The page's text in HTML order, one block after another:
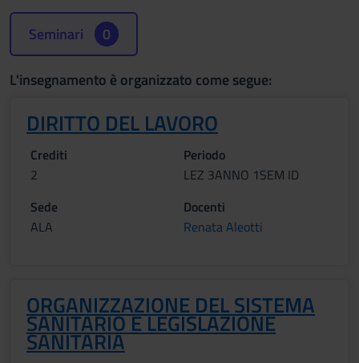
Seminari 0
L'insegnamento è organizzato come segue:
DIRITTO DEL LAVORO
Crediti
2
Periodo
LEZ 3ANNO 1SEM ID
Sede
ALA
Docenti
Renata Aleotti
ORGANIZZAZIONE DEL SISTEMA
SANITARIO E LEGISLAZIONE
SANITARIA